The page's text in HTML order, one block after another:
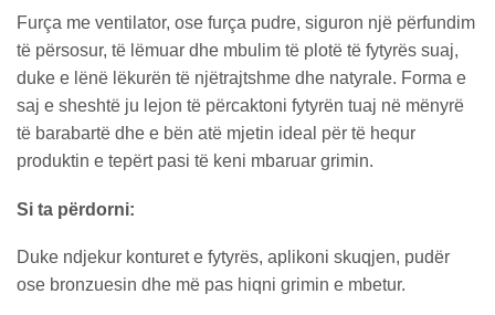
Furça me ventilator, ose furça pudre, siguron një përfundim
të përsosur, të lëmuar dhe mbulim të plotë të fytyrës suaj,
duke e lënë lëkurën të njëtrajtshme dhe natyrale. Forma e
saj e sheshtë ju lejon të përcaktoni fytyrën tuaj në mënyrë
të barabartë dhe e bën atë mjetin ideal për të hequr
produktin e tepërt pasi të keni mbaruar grimin.
Si ta përdorni:
Duke ndjekur konturet e fytyrës, aplikoni skuqjen, pudër
ose bronzuesin dhe më pas hiqni grimin e mbetur.